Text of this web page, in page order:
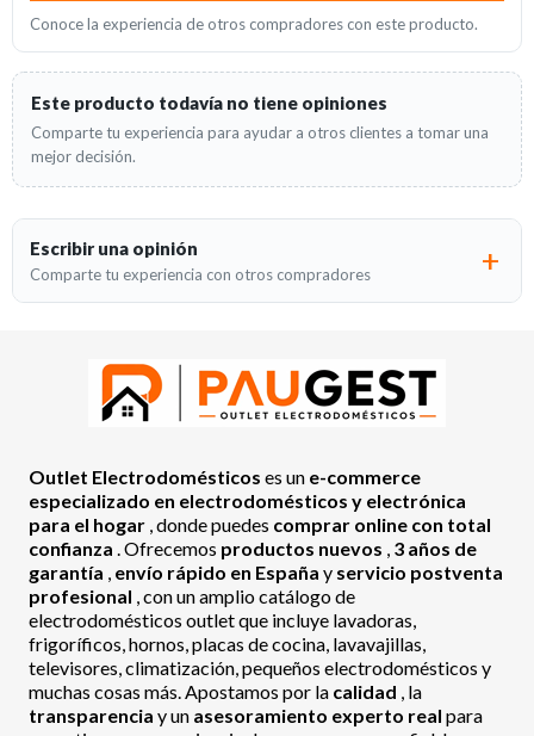
Conoce la experiencia de otros compradores con este producto.
Este producto todavía no tiene opiniones
Comparte tu experiencia para ayudar a otros clientes a tomar una
mejor decisión.
Escribir una opinión
Comparte tu experiencia con otros compradores
Outlet Electrodomésticos es un e-commerce
especializado en electrodomésticos y electrónica
para el hogar , donde puedes comprar online con total
confianza . Ofrecemos productos nuevos 3 años de
garantía envío rápido en España y servicio postventa
profesional , con un amplio catálogo de
electrodomésticos outlet que incluye lavadoras,
frigoríficos, hornos, placas de cocina, lavavajillas,
televisores, climatización, pequeños electrodomésticos y
muchas cosas más. Apostamos por la calidad , la
transparencia y un asesoramiento experto real para